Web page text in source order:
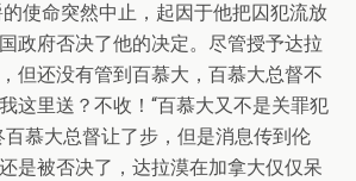
使命突然中止，起因于他把囚犯流放
政府否决了他的决定。尽管授予达拉
但还没有管到百慕大，百慕大总督不
这里送？不收！“百慕大又不是关罪犯
百慕大总督让了步，但是消息传到伦
是被否决了，达拉漠在加拿大仅仅呆